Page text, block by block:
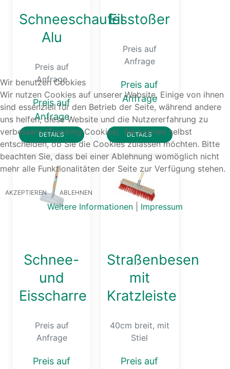
Schneeschaufel
Alu
Preis auf
Anfrage
Preis auf
Anfrage
DETAILS
Eisstoßer
Preis auf
Anfrage
Preis auf
Anfrage
DETAILS
Schnee-
und
Eisscharre
Preis auf
Anfrage
Preis auf
Straßenbesen
mit
Kratzleiste
40cm breit, mit
Stiel
Preis auf
Wir benutzen Cookies
Wir nutzen Cookies auf unserer Website. Einige von ihnen
sind essenziell für den Betrieb der Seite, während andere
uns helfen, diese Website und die Nutzererfahrung zu
verbessern (Tracking Cookies). Sie können selbst
entscheiden, ob Sie die Cookies zulassen möchten. Bitte
beachten Sie, dass bei einer Ablehnung womöglich nicht
mehr alle Funktionalitäten der Seite zur Verfügung stehen.
AKZEPTIEREN ABLEHNEN
Weitere Informationen Impressum